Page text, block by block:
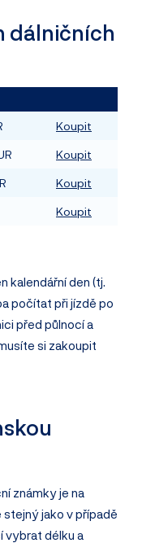
dálničních
Koupit
Koupit
Koupit
Koupit
kalendářní den (tj.
počítat při jízdě po
před půlnocí a
si zakoupit
známky je na
stejný jako v případě
vybrat délku a